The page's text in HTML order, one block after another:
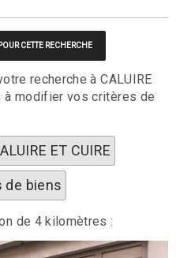
recherche à CALUIRE
à modifier vos critères de
ET CUIRE
de biens
de 4 kilomètres :